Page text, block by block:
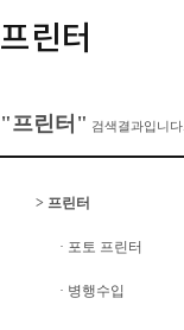
프린터
"프린터" 검색결과입니다.
> 프린터
· 포토 프린터
· 병행수입